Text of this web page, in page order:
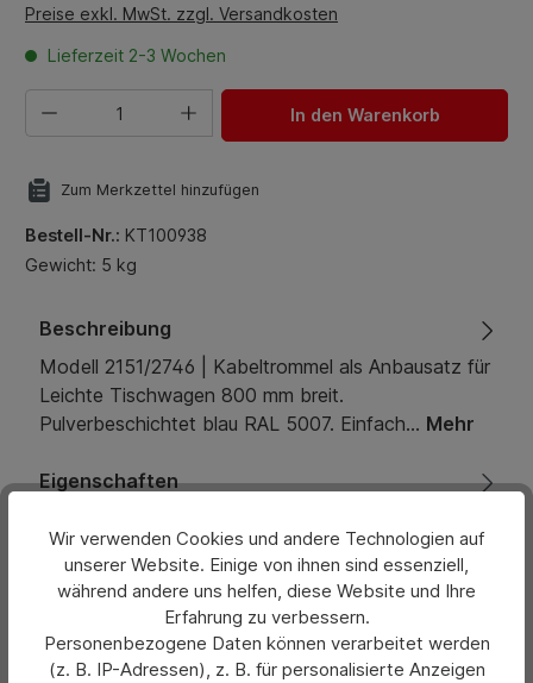
Preise exkl. MwSt. zzgl. Versandkosten
Lieferzeit 2-3 Wochen
Produkt Anzahl: Gib den gewünschten Wert ein oder
In den Warenkorb
Zum Merkzettel hinzufügen
Bestell-Nr.: KT100938
Gewicht: 5 kg
Beschreibung
Modell 2151/2746 | Kabeltrommel als Anbausatz für
Leichte Tischwagen 800 mm breit.
Pulverbeschichtet blau RAL 5007. Einfach… Mehr
Eigenschaften
Bewertungen
Hersteller
Wir verwenden Cookies und andere Technologien auf
unserer Website. Einige von ihnen sind essenziell,
während andere uns helfen, diese Website und Ihre
Erfahrung zu verbessern.
Personenbezogene Daten können verarbeitet werden
(z. B. IP-Adressen), z. B. für personalisierte Anzeigen